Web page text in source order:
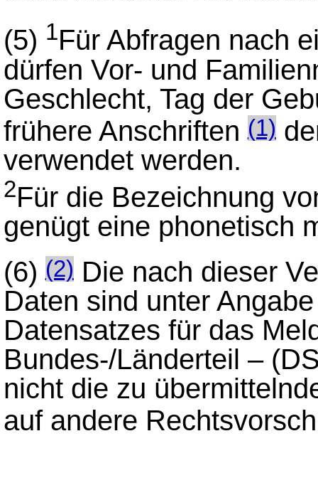
(5) 1Für Abfragen nach
dürfen Vor- und
Geschlecht, Tag der
frühere Anschriften(1)
verwendet werden.
2Für die Bezeichnung
genügt eine phonetisch
(6)(2) Die nach dieser
Daten sind unter
Datensatzes für das
Bundes-/Länderteil –
nicht die zu
auf andere